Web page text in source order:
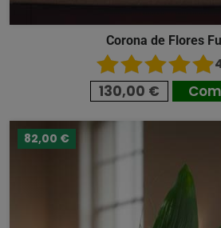
Corona de Flores
130,00 €
82,00 €